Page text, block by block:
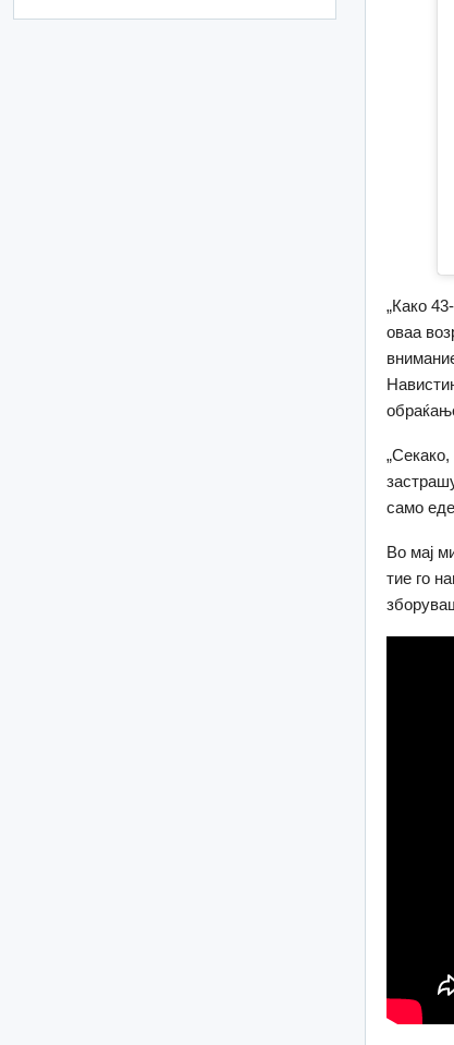
„Како
оваа
само
Во мај
тие го